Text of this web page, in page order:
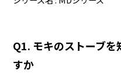
Q1. モキのストーブ
すか